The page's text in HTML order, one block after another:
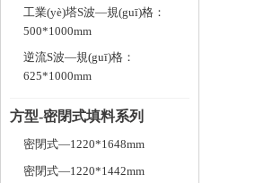
工業(yè)塔S波—規(guī)格：
500*1000mm
逆流S波—規(guī)格：
625*1000mm
方型-密閉式填料系列
密閉式—1220*1648mm
密閉式—1220*1442mm